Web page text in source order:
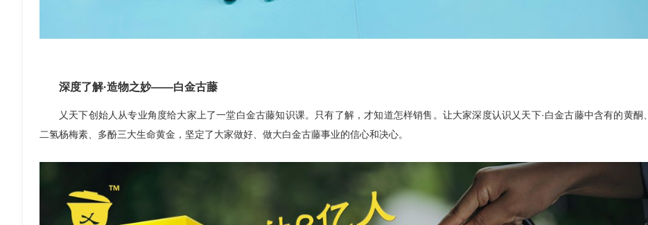
深度了解·造物之妙——白金古藤
乂天下创始人从专业角度给大家上了一堂白金古藤知识课。只有了解，才知道怎样销售。让大家深度认识乂天下·白金古藤中含有的黄酮、
二氢杨梅素、多酚三大生命黄金，坚定了大家做好、做大白金古藤事业的信心和决心。